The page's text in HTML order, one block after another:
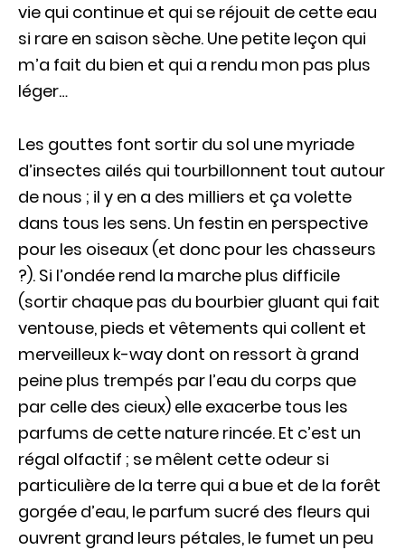
vie qui continue et qui se réjouit de cette eau
si rare en saison sèche. Une petite leçon qui
m’a fait du bien et qui a rendu mon pas plus
léger…
Les gouttes font sortir du sol une myriade
d’insectes ailés qui tourbillonnent tout autour
de nous ; il y en a des milliers et ça volette
dans tous les sens. Un festin en perspective
pour les oiseaux (et donc pour les chasseurs
?). Si l’ondée rend la marche plus difficile
(sortir chaque pas du bourbier gluant qui fait
ventouse, pieds et vêtements qui collent et
merveilleux k-way dont on ressort à grand
peine plus trempés par l’eau du corps que
par celle des cieux) elle exacerbe tous les
parfums de cette nature rincée. Et c’est un
régal olfactif ; se mêlent cette odeur si
particulière de la terre qui a bue et de la forêt
gorgée d’eau, le parfum sucré des fleurs qui
ouvrent grand leurs pétales, le fumet un peu